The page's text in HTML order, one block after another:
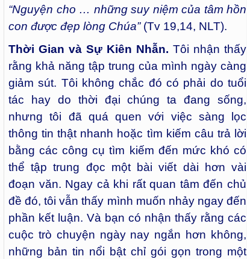
“Nguyện cho … những suy niệm của tâm hồn
con được đẹp lòng Chúa” (Tv 19,14, NLT).
Thời Gian và Sự Kiên Nhẫn. Tôi nhận thấy
rằng khả năng tập trung của mình ngày càng
giảm sút. Tôi không chắc đó có phải do tuổi
tác hay do thời đại chúng ta đang sống,
nhưng tôi đã quá quen với việc sàng lọc
thông tin thật nhanh hoặc tìm kiếm câu trả lời
bằng các công cụ tìm kiếm đến mức khó có
thể tập trung đọc một bài viết dài hơn vài
đoạn văn. Ngay cả khi rất quan tâm đến chủ
đề đó, tôi vẫn thấy mình muốn nhảy ngay đến
phần kết luận. Và bạn có nhận thấy rằng các
cuộc trò chuyện ngày nay ngắn hơn không,
những bản tin nổi bật chỉ gói gọn trong một